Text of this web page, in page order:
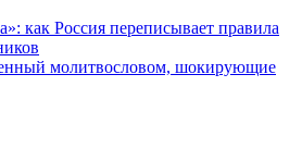
как Россия переписывает правила
молитвословом, шокирующие